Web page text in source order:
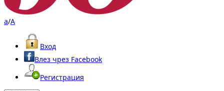
a/A
Вход
Влез чрез Facebook
Регистрация